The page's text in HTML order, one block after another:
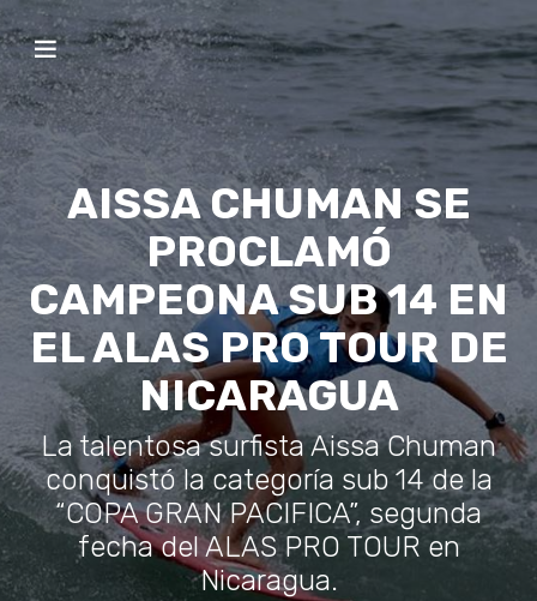
AISSA CHUMAN SE
PROCLAMÓ
CAMPEONA SUB 14 EN
EL ALAS PRO TOUR DE
NICARAGUA
La talentosa surfista Aissa Chuman
conquistó la categoría sub 14 de la
“COPA GRAN PACIFICA”, segunda
fecha del ALAS PRO TOUR en
Nicaragua.